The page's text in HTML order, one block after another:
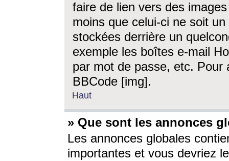
faire de lien vers des
moins que celui-ci ne soit
stockées derrière un
exemple les boîtes e-mail
par mot de passe, etc. Pour
BBCode [img].
Haut
» Que sont les annonces
Les annonces globales
importantes et vous devriez